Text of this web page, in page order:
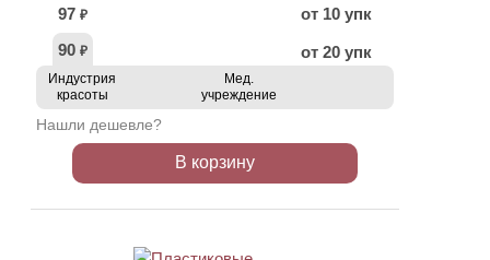
97 ₽
от 10 упк
90 ₽ от 20 упк
Индустрия
красоты
Мед.
учреждение
Нашли дешевле?
В корзину